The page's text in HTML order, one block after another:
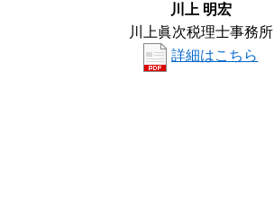
川上 明宏
川上眞次税理士事務所
詳細はこちら